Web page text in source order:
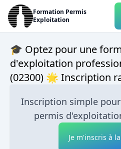
Formation Permis
Exploitation
🎓 Optez pour une
d'exploitation
(02300) 🌟 Inscription
Inscription simple
permis
Je m'inscris à